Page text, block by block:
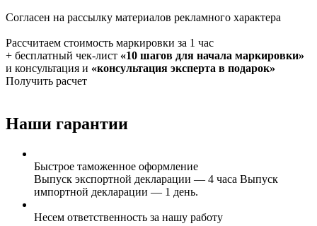
Согласен на рассылку материалов рекламного характера
Рассчитаем стоимость маркировки за 1 час
+ бесплатный чек-лист «10 шагов для начала маркировки»
и консультация и «консультация эксперта в подарок»
Получить расчет
Наши гарантии
Быстрое таможенное оформление
Выпуск экспортной декларации — 4 часа Выпуск
импортной декларации — 1 день.
Несем ответственность за нашу работу